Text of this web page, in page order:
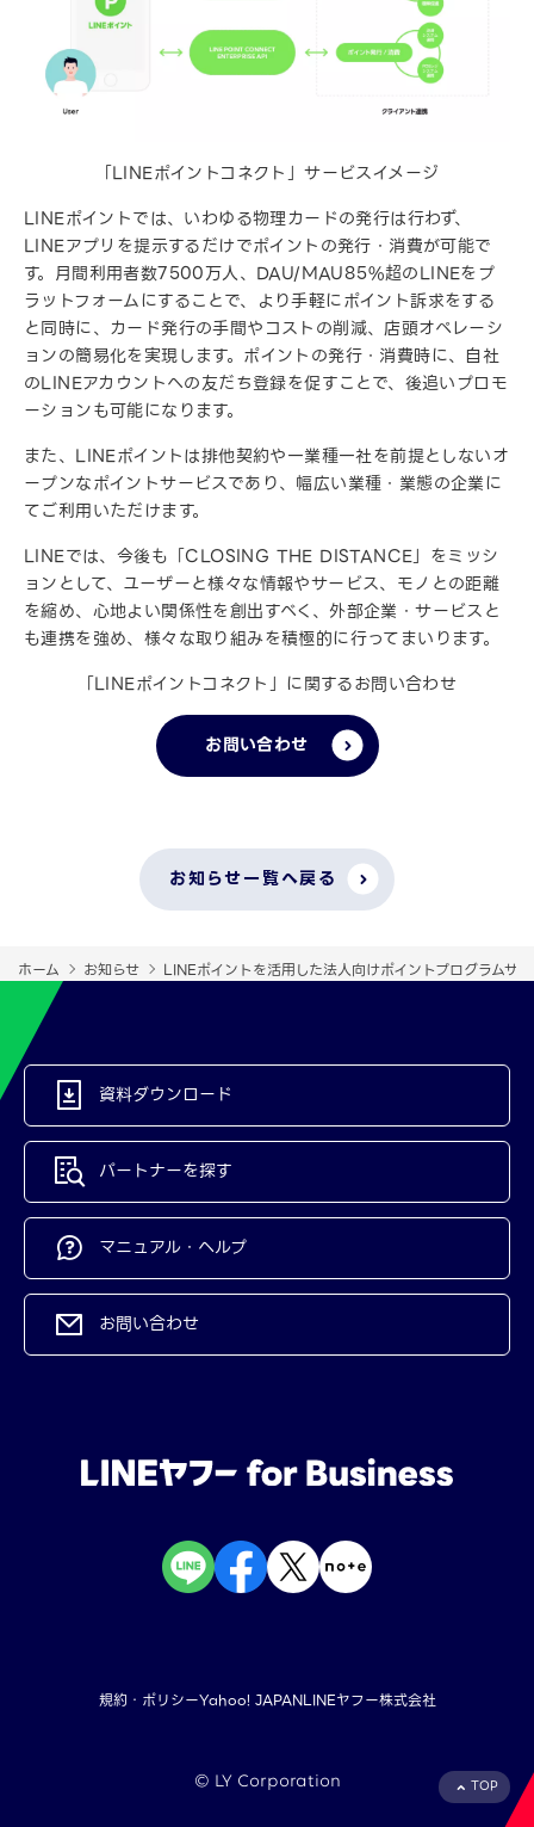
「LINEポイントコネクト」サービスイメージ
LINEポイントでは、いわゆる物理カードの発行は行わず、
LINEアプリを提示するだけでポイントの発行・消費が可能で
す。月間利用者数7500万人、DAU/MAU85%超のLINEをプ
ラットフォームにすることで、より手軽にポイント訴求をする
と同時に、カード発行の手間やコストの削減、店頭オペレーシ
ョンの簡易化を実現します。ポイントの発行・消費時に、自社
のLINEアカウントへの友だち登録を促すことで、後追いプロモ
ーションも可能になります。
また、LINEポイントは排他契約や一業種一社を前提としないオ
ープンなポイントサービスであり、幅広い業種・業態の企業に
てご利用いただけます。
LINEでは、今後も「CLOSING THE DISTANCE」をミッシ
ョンとして、ユーザーと様々な情報やサービス、モノとの距離
を縮め、心地よい関係性を創出すべく、外部企業・サービスと
も連携を強め、様々な取り組みを積極的に行ってまいります。
「LINEポイントコネクト」に関するお問い合わせ
お問い合わせ
お知らせ一覧へ戻る
ホーム お知らせ LINEポイントを活用した法人向けポイントプログラムサ
資料ダウンロード
パートナーを探す
マニュアル・ヘルプ
お問い合わせ
TOP
規約・ポリシーYahoo! JAPANLINEヤフー株式会社
©︎ LY Corporation